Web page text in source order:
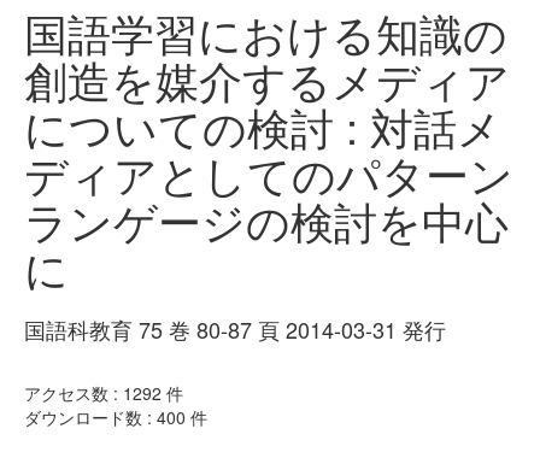
国語学習における知識の
創造を媒介するメディア
についての検討 : 対話メ
ディアとしてのパターン
ランゲージの検討を中心
に
国語科教育 75 巻 80-87 頁 2014-03-31 発行
アクセス数 : 1292 件
ダウンロード数 : 400 件